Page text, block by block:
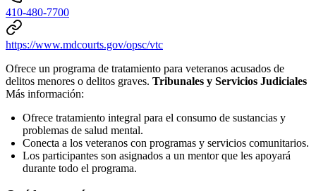
410-480-7700
https://www.mdcourts.gov/opsc/vtc
Ofrece un programa de tratamiento para veteranos acusados de
delitos menores o delitos graves. Tribunales y Servicios Judiciales
Más información:
Ofrece tratamiento integral para el consumo de sustancias y
problemas de salud mental.
Conecta a los veteranos con programas y servicios comunitarios.
Los participantes son asignados a un mentor que les apoyará
durante todo el programa.